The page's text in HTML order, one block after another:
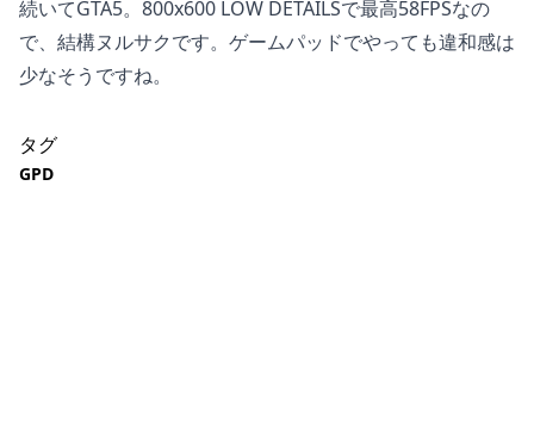
続いてGTA5。800x600 LOW DETAILSで最高58FPSなの
で、結構ヌルサクです。ゲームパッドでやっても違和感は
少なそうですね。
タグ
GPD